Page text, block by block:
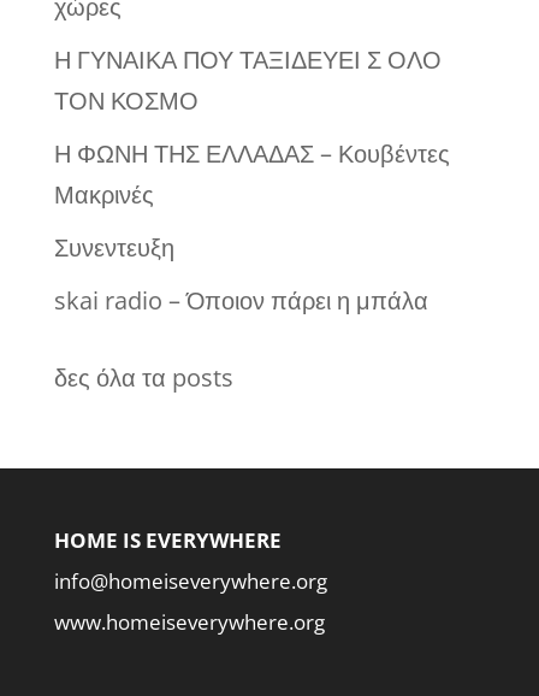
χώρες
Η ΓΥΝΑΙΚΑ ΠΟΥ ΤΑΞΙΔΕΥΕΙ Σ ΟΛΟ
ΤΟΝ ΚΟΣΜΟ
Η ΦΩΝΗ ΤΗΣ ΕΛΛΑΔΑΣ – Κουβέντες
Μακρινές
Συνεντευξη
skai radio – Όποιον πάρει η μπάλα
δες όλα τα posts
HOME IS EVERYWHERE
info@homeiseverywhere.org
www.homeiseverywhere.org